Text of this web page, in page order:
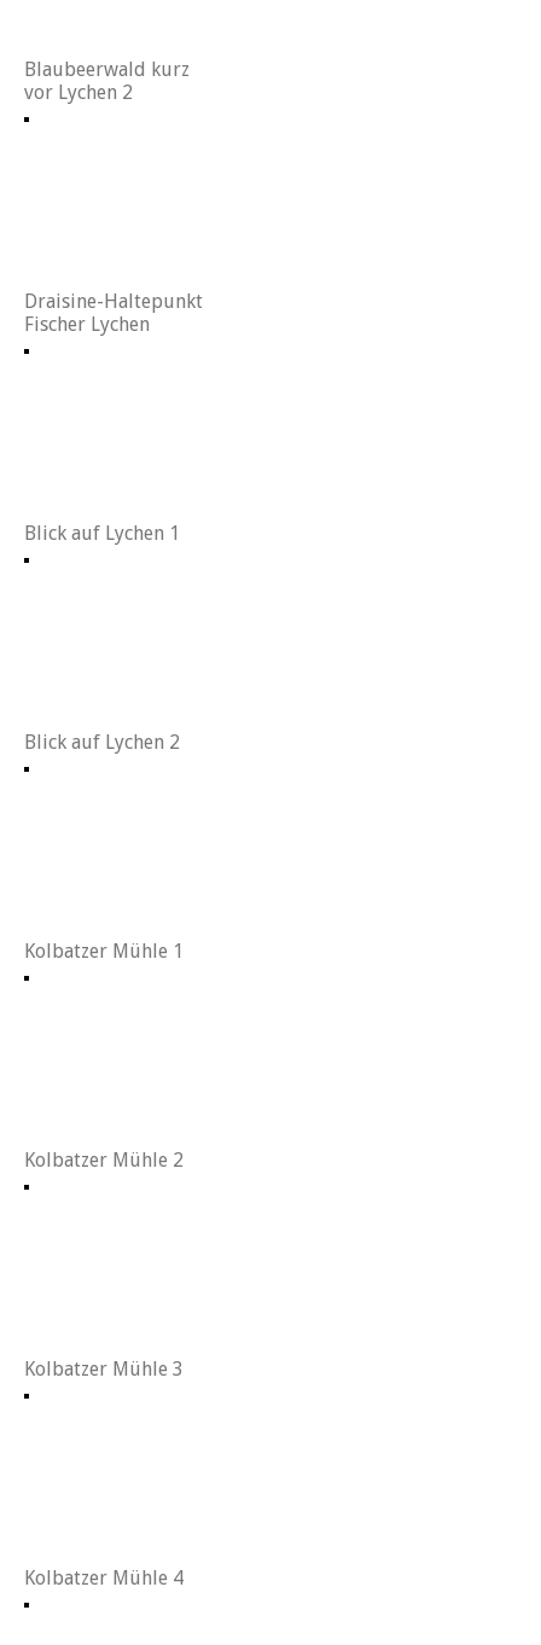
Blaubeerwald kurz
vor Lychen 2
Draisine-Haltepunkt
Fischer Lychen
Blick auf Lychen 1
Blick auf Lychen 2
Kolbatzer Mühle 1
Kolbatzer Mühle 2
Kolbatzer Mühle 3
Kolbatzer Mühle 4